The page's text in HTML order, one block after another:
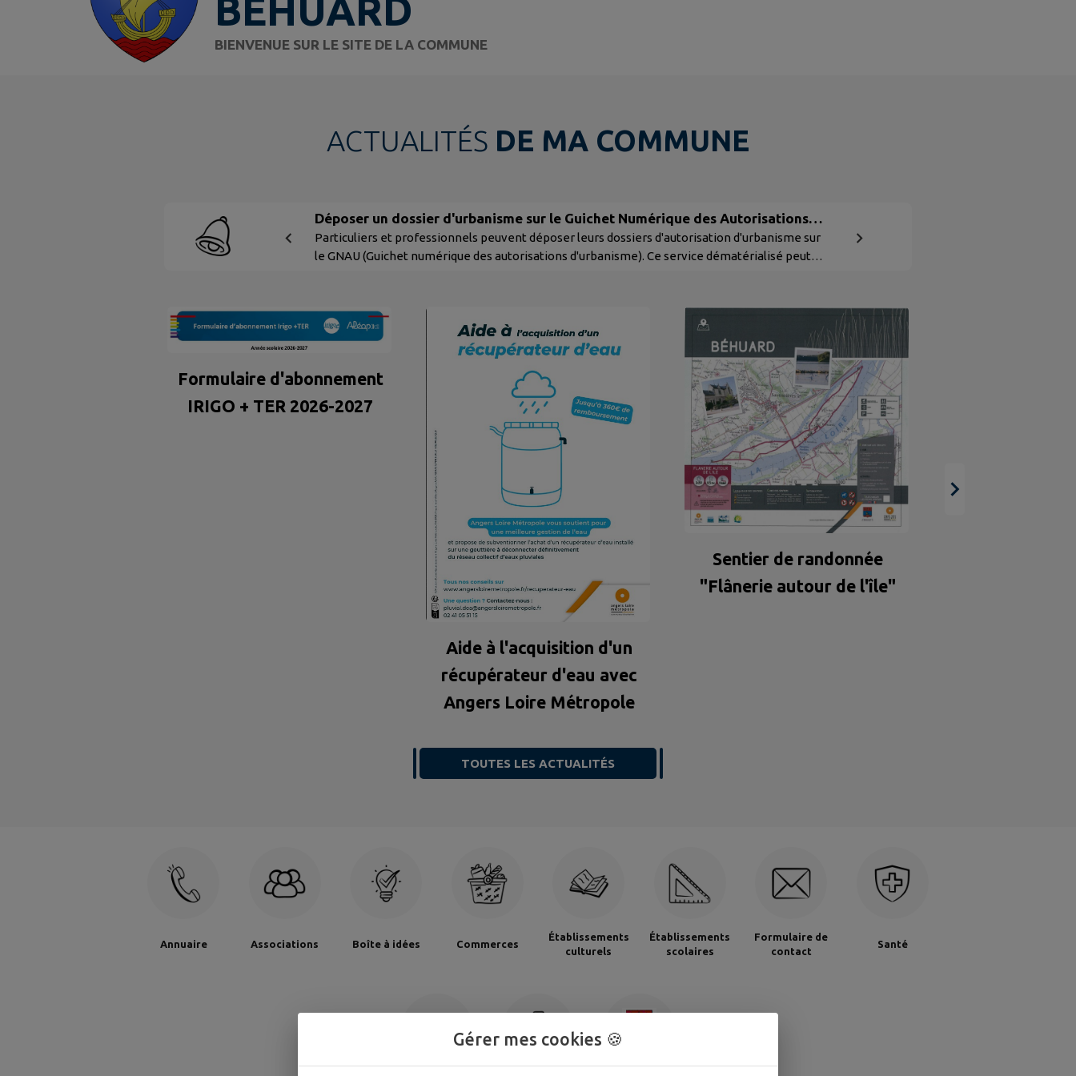
BÉHUARD
BIENVENUE SUR LE SITE DE LA COMMUNE
ACTUALITÉS DE MA COMMUNE
Déposer un dossier d'urbanisme sur le Guichet Numérique des Autorisations
d'Urbanisme
Particuliers et professionnels peuvent déposer leurs dossiers d'autorisation d'urbanisme sur
le GNAU (Guichet numérique des autorisations d'urbanisme). Ce service dématérialisé peut
individuelle (PCMI) ou...
Formulaire d'abonnement
IRIGO + TER 2026-2027
Aide à l'acquisition d'un
récupérateur d'eau avec
Angers Loire Métropole
Sentier de randonnée
"Flânerie autour de l'île"
TOUTES LES ACTUALITÉS
Annuaire Associations Boîte à idées Commerces
Établissements
culturels
Établissements
scolaires
Formulaire de
contact
Santé
Gérer mes cookies 🍪